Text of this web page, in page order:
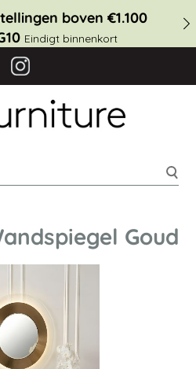
boven €1.100
Eindigt binnenkort
Goud